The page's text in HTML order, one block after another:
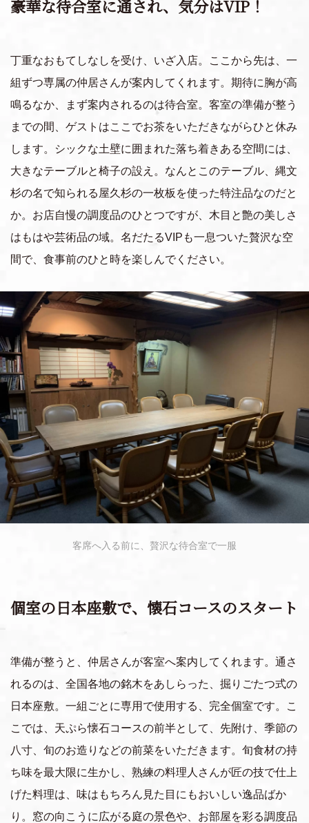
豪華な待合室に通され、気分はVIP！
丁重なおもてしなしを受け、いざ入店。ここから先は、一
組ずつ専属の仲居さんが案内してくれます。期待に胸が高
鳴るなか、まず案内されるのは待合室。客室の準備が整う
までの間、ゲストはここでお茶をいただきながらひと休み
します。シックな土壁に囲まれた落ち着きある空間には、
大きなテーブルと椅子の設え。なんとこのテーブル、縄文
杉の名で知られる屋久杉の一枚板を使った特注品なのだと
か。お店自慢の調度品のひとつですが、木目と艶の美しさ
はもはや芸術品の域。名だたるVIPも一息ついた贅沢な空
間で、食事前のひと時を楽しんでください。
客席へ入る前に、贅沢な待合室で一服
個室の日本座敷で、懐石コースのスタート
準備が整うと、仲居さんが客室へ案内してくれます。通さ
れるのは、全国各地の銘木をあしらった、掘りごたつ式の
日本座敷。一組ごとに専用で使用する、完全個室です。こ
こでは、天ぷら懐石コースの前半として、先附け、季節の
八寸、旬のお造りなどの前菜をいただきます。旬食材の持
ち味を最大限に生かし、熟練の料理人さんが匠の技で仕上
げた料理は、味はもちろん見た目にもおいしい逸品ばか
り。窓の向こうに広がる庭の景色や、お部屋を彩る調度品